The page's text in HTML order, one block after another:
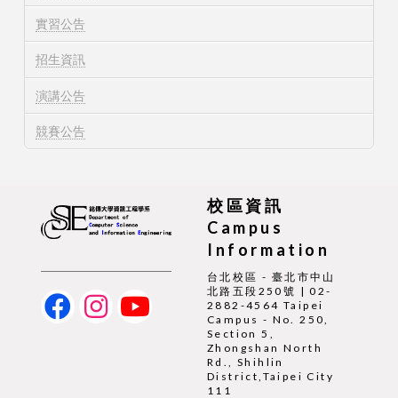
實習公告
招生資訊
演講公告
競賽公告
校區資訊
Campus
Information
台北校區 - 臺北市中山
北路五段250號 | 02-
2882-4564 Taipei
Campus - No. 250,
Section 5,
Zhongshan North
Rd., Shihlin
District,Taipei City
111